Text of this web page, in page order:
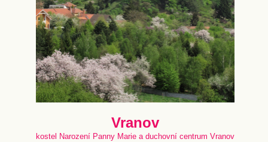
Vranov
kostel Narození Panny Marie a duchovní centrum Vranov